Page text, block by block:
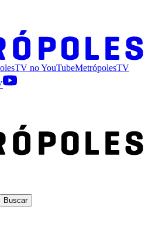
noYouTubeMetrópolesTV
Buscar